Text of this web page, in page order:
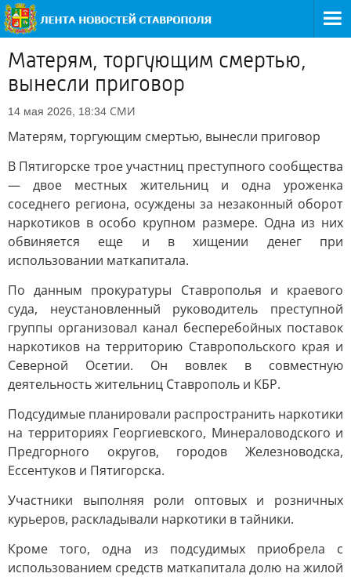
Матерям, торгующим смертью,
вынесли приговор
14 мая 2026, 18:34 СМИ
Матерям, торгующим смертью, вынесли приговор
В Пятигорске трое участниц преступного сообщества
— двое местных жительниц и одна уроженка
соседнего региона, осуждены за незаконный оборот
наркотиков в особо крупном размере. Одна из них
обвиняется еще и в хищении денег при
использовании маткапитала.
По данным прокуратуры Ставрополья и краевого
суда, неустановленный руководитель преступной
группы организовал канал бесперебойных поставок
наркотиков на территорию Ставропольского края и
Северной Осетии. Он вовлек в совместную
деятельность жительниц Ставрополь и КБР.
Подсудимые планировали распространить наркотики
на территориях Георгиевского, Минераловодского и
Предгорного округов, городов Железноводска,
Ессентуков и Пятигорска.
Участники выполняя роли оптовых и розничных
курьеров, раскладывали наркотики в тайники.
Кроме того, одна из подсудимых приобрела с
использованием средств маткапитала долю на жилой